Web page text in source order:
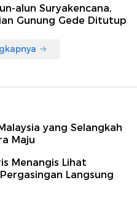
alun Suryakencana,
Gunung Gede Ditutup
yang Selangkah
Maju
Menangis Lihat
Langsung